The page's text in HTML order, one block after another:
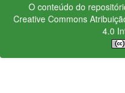
O conteúdo do
Creative Commons
4.0